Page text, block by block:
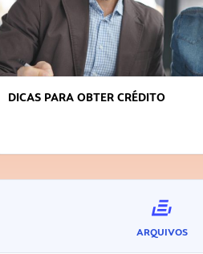
DICAS PARA OBTER CRÉDITO
ARQUIVOS